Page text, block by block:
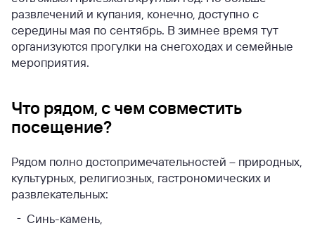
развлечений и купания, конечно, доступно с
середины мая по сентябрь. В зимнее время тут
организуются прогулки на снегоходах и семейные
мероприятия.
Что рядом, с чем совместить
посещение?
Рядом полно достопримечательностей – природных,
культурных, религиозных, гастрономических и
развлекательных:
Синь-камень,